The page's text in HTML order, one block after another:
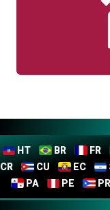
HT BR FR
CR
CU EC
PA
PE PR